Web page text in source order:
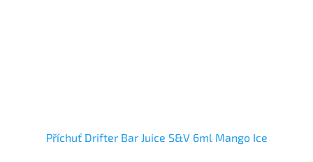
Příchuť Drifter Bar Juice S&V 6ml Mango Ice